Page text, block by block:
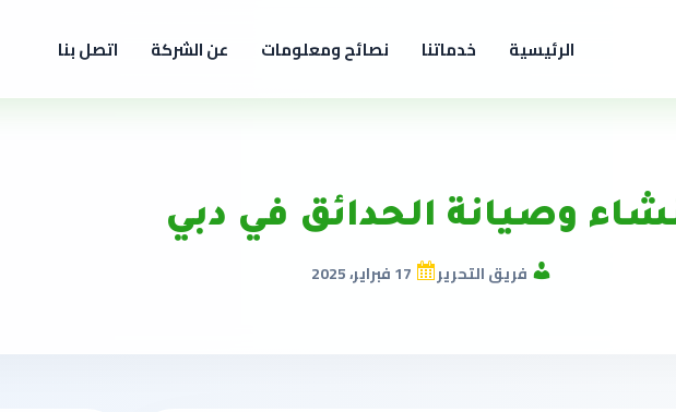
الرئيسية خدماتنا نصائح ومعلومات عن الشركة اتصل بنا
وصيانة الحدائق في دبي
فريق التحرير